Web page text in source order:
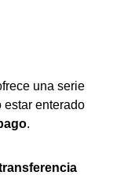
una serie
estar enterado
.